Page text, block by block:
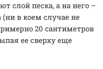
слой песка, а на него –
в коем случае не
20 сантиметров
ее сверху еще